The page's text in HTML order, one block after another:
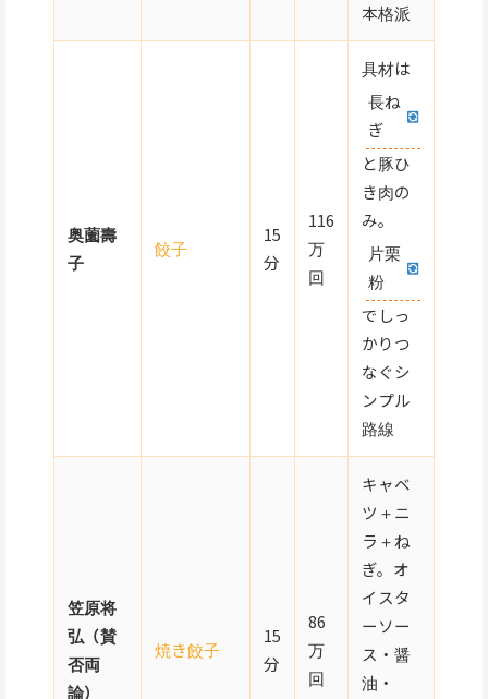
本格派
奥薗壽
子
餃子
15
分
116
万
回
具材は
長ね
ぎ
と豚ひ
き肉の
み。
片栗
粉
でしっ
かりつ
なぐシ
ンプル
路線
笠原将
弘（賛
否両
論）
焼き餃子
15
分
86
万
回
キャベ
ツ＋ニ
ラ＋ね
ぎ。オ
イスタ
ーソー
ス・醤
油・